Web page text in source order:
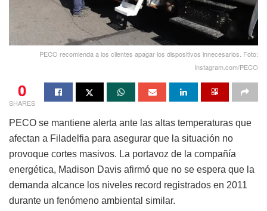
PECO recomienda a los clientes apagar los dispositivos innecesarios. Foto:
Instagram.com/PECO
0
SHARES
PECO se mantiene alerta ante las altas temperaturas que
afectan a Filadelfia para asegurar que la situación no
provoque cortes masivos. La portavoz de la compañía
energética, Madison Davis afirmó que no se espera que la
demanda alcance los niveles record registrados en 2011
durante un fenómeno ambiental similar.